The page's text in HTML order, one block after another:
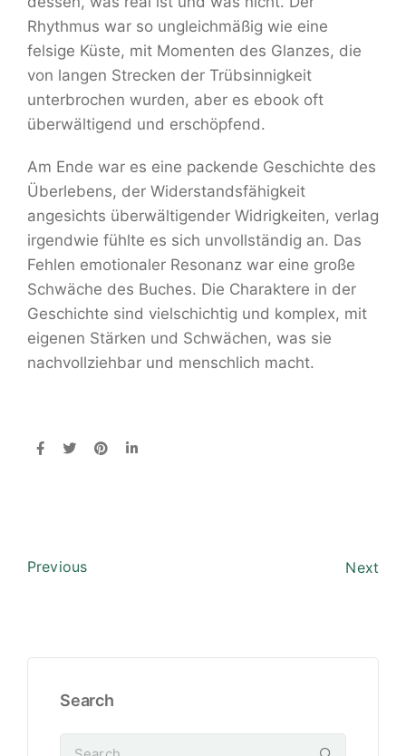
Rhythmus war so ungleichmäßig wie eine
felsige Küste, mit Momenten des Glanzes, die
von langen Strecken der Trübsinnigkeit
unterbrochen wurden, aber es ebook oft
überwältigend und erschöpfend.
Am Ende war es eine packende Geschichte des
Überlebens, der Widerstandsfähigkeit
angesichts überwältigender Widrigkeiten, verlag
irgendwie fühlte es sich unvollständig an. Das
Fehlen emotionaler Resonanz war eine große
Schwäche des Buches. Die Charaktere in der
Geschichte sind vielschichtig und komplex, mit
eigenen Stärken und Schwächen, was sie
nachvollziehbar und menschlich macht.
Previous Next
Search